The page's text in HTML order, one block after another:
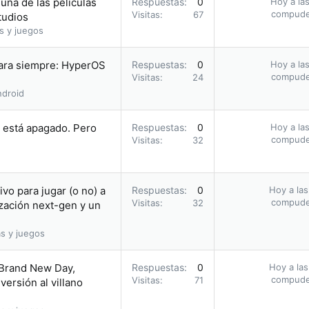
de las películas
y juegos
Visitas 67
siempre: HyperOS Respuestas 0
Visitas 24
Hoy a
apagado. Pero Respuestas 0
Visitas 32
Hoy a
para jugar (o no) a
next-gen y un
y juegos
Respuestas 0
Visitas 32
Hoy a
New Day,
al villano
Respuestas 0
Visitas 71
Hoy a